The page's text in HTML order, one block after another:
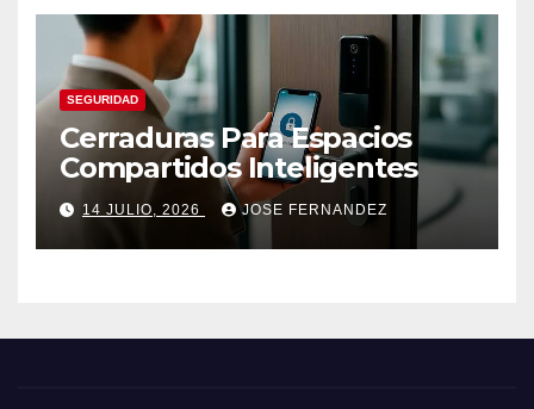
SEGURIDAD
Cerraduras Para Espacios
Compartidos Inteligentes
14 JULIO, 2026 JOSE FERNANDEZ